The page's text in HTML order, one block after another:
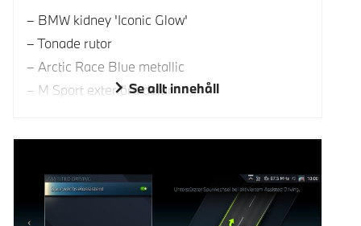
BMW kidney 'Iconic Glow'
Tonade rutor
Arctic Race Blue metallic
M Sport exteriöra delarSe allt innehåll